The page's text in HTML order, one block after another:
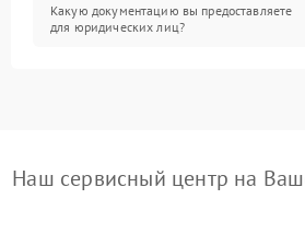
Какую документацию вы предоставляете
для юридических лиц?
Наш сервисный центр на